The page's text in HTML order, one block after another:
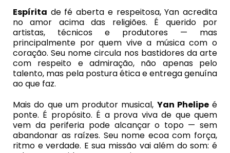
Espírita de fé aberta e respeitosa, Yan acredita
no amor acima das religiões. É querido por
artistas, técnicos e produtores — mas
principalmente por quem vive a música com o
coração. Seu nome circula nos bastidores da arte
com respeito e admiração, não apenas pelo
talento, mas pela postura ética e entrega genuína
ao que faz.
Mais do que um produtor musical, Yan Phelipeé
ponte. É propósito. É a prova viva de que quem
vem da periferia pode alcançar o topo — sem
abandonar as raízes. Seu nome ecoa com força,
ritmo e verdade. E sua missão vai além do som: é